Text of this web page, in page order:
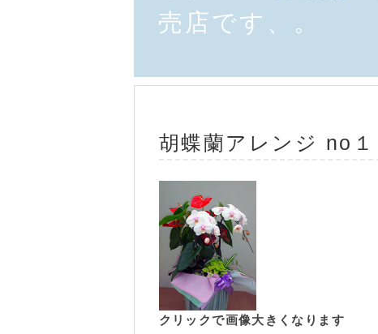
売店です、。
胡蝶蘭アレンジ no１
クリックで画像大きくなります